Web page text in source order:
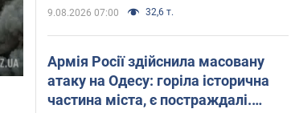
9.08.2026 07:00 32,6 т.
Армія Росії здійснила масовану
атаку на Одесу: горіла історична
частина міста, є постраждалі.